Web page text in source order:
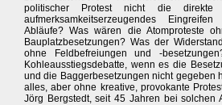
politischer Protest nicht die direkte
aufmerksamkeitserzeugendes
Abläufe? Was wären die Atomproteste
Bauplatzbesetzungen? Was der
ohne Feldbefreiungen und -
Kohleausstiegsdebatte, wenn es die
und die Baggerbesetzungen nicht gegeben
alles, aber ohne kreative, provokante
Jörg Bergstedt, seit 45 Jahren bei solchen